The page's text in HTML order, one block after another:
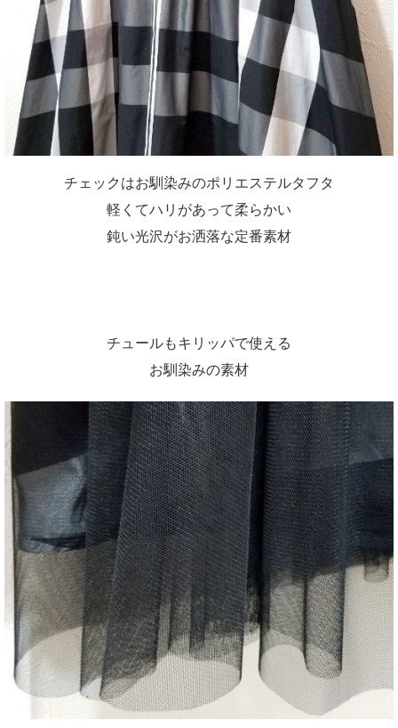
チェックはお馴染みのポリエステルタフタ
軽くてハリがあって柔らかい
鈍い光沢がお洒落な定番素材
チュールもキリッパで使える
お馴染みの素材